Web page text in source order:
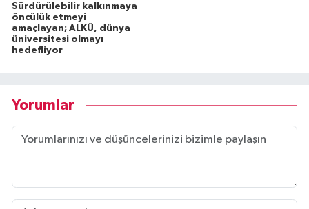
Sürdürülebilir kalkınmaya
öncülük etmeyi
amaçlayan; ALKÜ, dünya
üniversitesi olmayı
hedefliyor
Yorumlar